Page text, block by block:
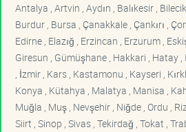
Antalya , Artvin , Aydın , Balıkesir ,
Burdur , Bursa , Çanakkale , Çankırı ,
Edirne , Elazığ , Erzincan , Erzurum ,
Giresun , Gümüşhane , Hakkari , Hatay
, İzmir , Kars , Kastamonu , Kayseri ,
Konya , Kütahya , Malatya , Manisa ,
Muğla , Muş , Nevşehir , Niğde , Ordu ,
Siirt , Sinop , Sivas , Tekirdağ , Tokat ,